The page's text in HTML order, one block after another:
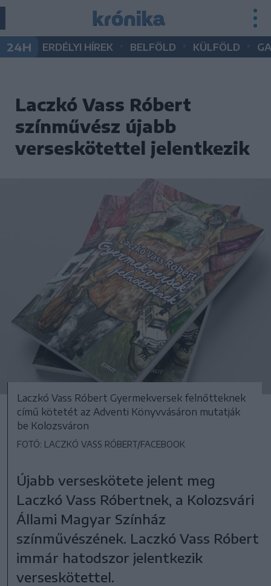
24H ERDÉLYI HÍREK BELFÖLD KÜLFÖLD
Laczkó Vass Róbert
színművész újabb
verseskötettel jelentkezik
Laczkó Vass Róbert Gyermekversek felnőtteknek
című kötetét az Adventi Könyvvásáron mutatják
be Kolozsváron
FOTÓ: LACZKÓ VASS RÓBERT/FACEBOOK
Újabb verseskötete jelent meg
Laczkó Vass Róbertnek, a Kolozsvári
Állami Magyar Színház
színművészének. Laczkó Vass Róbert
immár hatodszor jelentkezik
verseskötettel.